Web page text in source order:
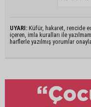
UYARI: Küfür, hakaret, rencide
içeren, imla kuralları ile
harflerle yazılmış yorumlar